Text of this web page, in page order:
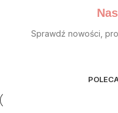
Sprawdź nowości,